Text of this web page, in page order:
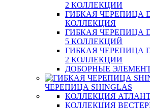
2 КОЛЛЕКЦИИ
ГИБКАЯ ЧЕРЕПИЦА
КОЛЛЕКЦИЯ
ГИБКАЯ ЧЕРЕПИЦА
5 КОЛЛЕКЦИЙ
ГИБКАЯ ЧЕРЕПИЦА
2 КОЛЛЕКЦИИ
ДОБОРНЫЕ
ЧЕРЕПИЦА SHINGLAS
КОЛЛЕКЦИЯ
КОЛЛЕКЦИЯ